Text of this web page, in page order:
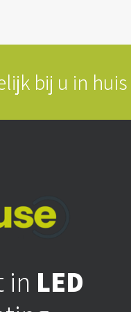
bij u in huis
in LED